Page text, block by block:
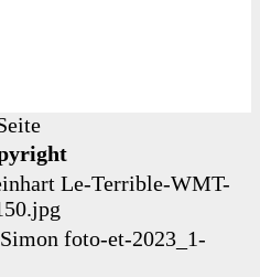
Le-Terrible-WMT-
foto-et-2023_1-